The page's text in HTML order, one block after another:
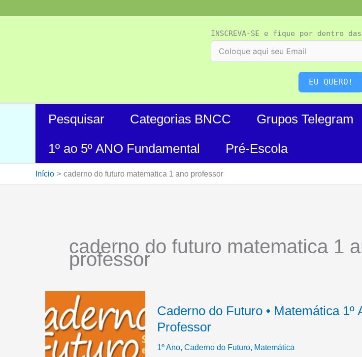
para
INSCREVA-SE e fique por dentro das
EU QUERO!
Pesquisar Categorias BNCC Grupos Telegram
1º ao 5º ANO Fundamental
Pré-Escola
Início caderno do futuro matematica 1 ano professor
caderno do futuro matematica 1
professor
Caderno do Futuro • Matemática 1º
Professor
1º Ano, Caderno do Futuro, Matemática